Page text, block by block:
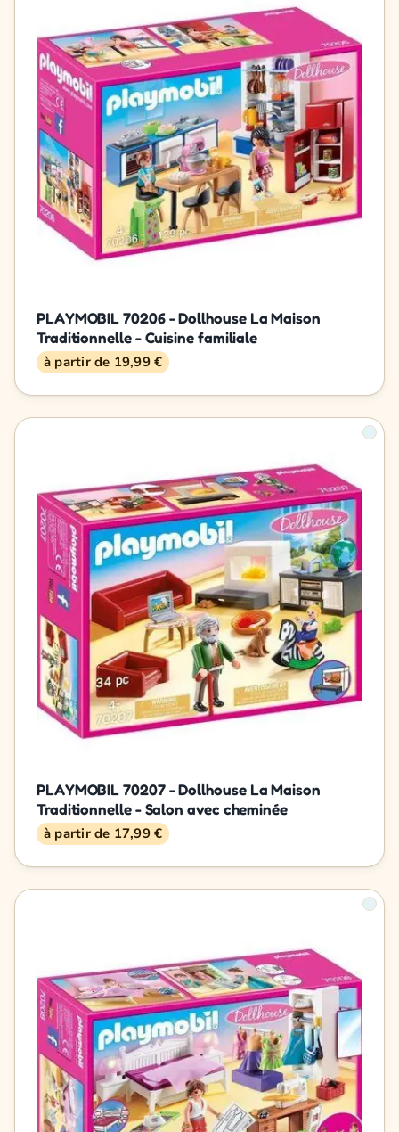
PLAYMOBIL 70206 - Dollhouse La Maison
Traditionnelle - Cuisine familiale
à partir de 19,99 €
PLAYMOBIL 70207 - Dollhouse La Maison
Traditionnelle - Salon avec cheminée
à partir de 17,99 €